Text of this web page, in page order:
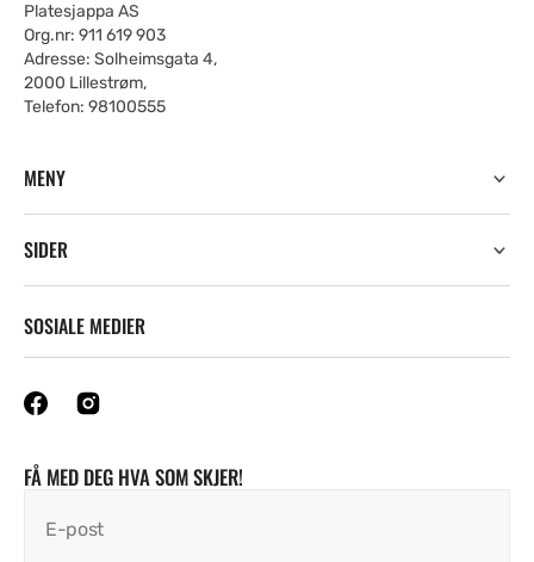
Platesjappa AS
Org.nr: 911 619 903
Adresse: Solheimsgata 4,
2000 Lillestrøm,
Telefon: 98100555
MENY
SIDER
SOSIALE MEDIER
FÅ MED DEG HVA SOM SKJER!
E-post